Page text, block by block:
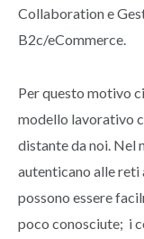
Collaboration e
B2c/eCommerce.
Per questo motivo
modello lavorativo
distante da noi. Nel
autenticano alle
possono essere
poco conosciute; i